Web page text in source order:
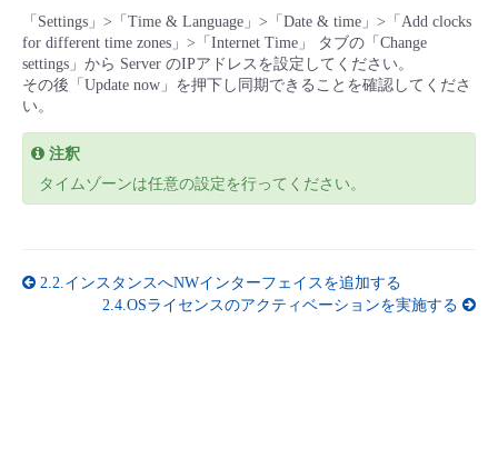
「Settings」>「Time & Language」>「Date & time」>「Add clocks
for different time zones」>「Internet Time」 タブの「Change
settings」から Server のIPアドレスを設定してください。
その後「Update now」を押下し同期できることを確認してくださ
い。
注釈
タイムゾーンは任意の設定を行ってください。
2.2.インスタンスへNWインターフェイスを追加する
2.4.OSライセンスのアクティベーションを実施する